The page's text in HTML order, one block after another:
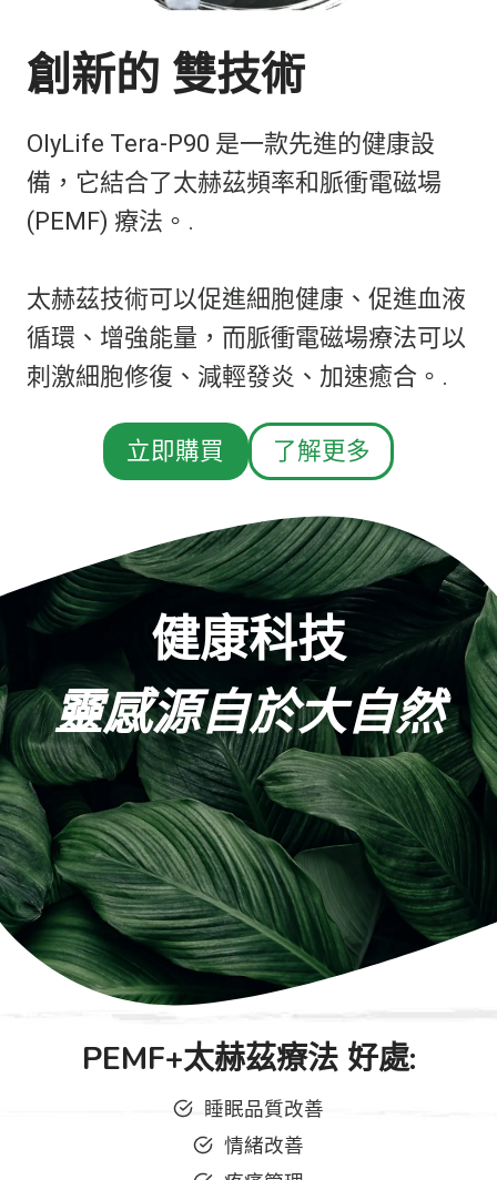
創新的 雙技術
OlyLife Tera-P90 是一款先進的健康設
備，它結合了太赫茲頻率和脈衝電磁場
(PEMF) 療法。.
太赫茲技術可以促進細胞健康、促進血液
循環、增強能量，而脈衝電磁場療法可以
刺激細胞修復、減輕發炎、加速癒合。.
立即購買 了解更多
健康科技
靈感源自於大自然
PEMF+太赫茲療法 好處:
睡眠品質改善
情緒改善